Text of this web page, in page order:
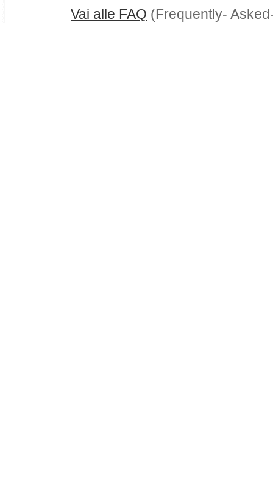
Vai alle FAQ (Frequently-